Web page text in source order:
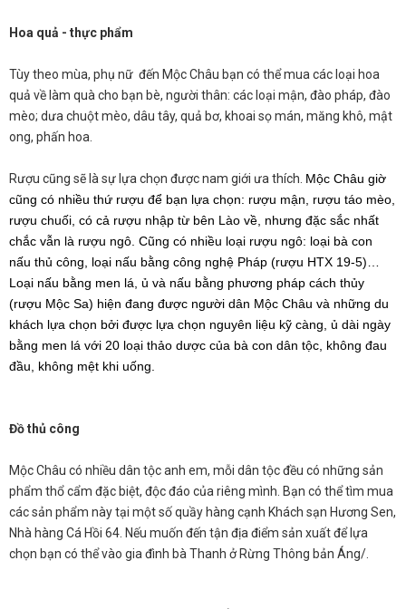
Hoa quả - thực phẩm
Tùy theo mùa, phụ nữ đến Mộc Châu bạn có thể mua các loại hoa
quả về làm quà cho bạn bè, người thân: các loại mận, đào pháp, đào
mèo; dưa chuột mèo, dâu tây, quả bơ, khoai sọ mán, măng khô, mật
ong, phấn hoa.
Rượu cũng sẽ là sự lựa chọn được nam giới ưa thích. Mộc Châu giờ
cũng có nhiều thứ rượu để bạn lựa chọn: rượu mận, rượu táo mèo,
rượu chuối, có cả rượu nhập từ bên Lào về, nhưng đặc sắc nhất
chắc vẫn là rượu ngô. Cũng có nhiều loại rượu ngô: loại bà con
nấu thủ công, loại nấu bằng công nghệ Pháp (rượu HTX 19-5)…
Loại nấu bằng men lá, ủ và nấu bằng phương pháp cách thủy
(rượu Mộc Sa) hiện đang được người dân Mộc Châu và những du
khách lựa chọn bởi được lựa chọn nguyên liệu kỹ càng, ủ dài ngày
bằng men lá với 20 loại thảo dược của bà con dân tộc, không đau
đầu, không mệt khi uống.
Đồ thủ công
Mộc Châu có nhiều dân tộc anh em, mỗi dân tộc đều có những sản
phẩm thổ cẩm đặc biệt, độc đáo của riêng mình. Bạn có thể tìm mua
các sản phẩm này tại một số quầy hàng cạnh Khách sạn Hương Sen,
Nhà hàng Cá Hồi 64. Nếu muốn đến tận địa điểm sản xuất để lựa
chọn bạn có thể vào gia đình bà Thanh ở Rừng Thông bản Áng/.